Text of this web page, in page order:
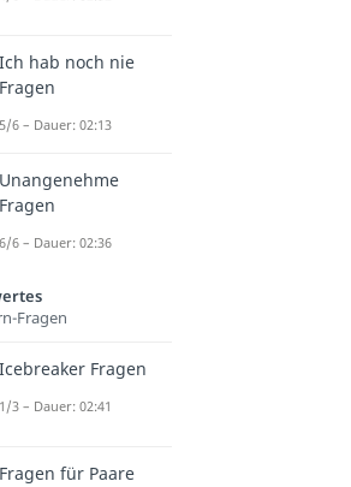
Ich hab noch nie
Fragen
5/6 – Dauer: 02:13
Unangenehme
Fragen
6/6 – Dauer: 02:36
Fragen
Icebreaker Fragen
1/3 – Dauer: 02:41
Fragen für Paare